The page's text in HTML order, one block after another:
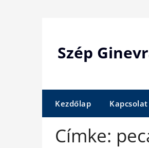
Szép
Kezdőlap Kapcsolat
Címke: